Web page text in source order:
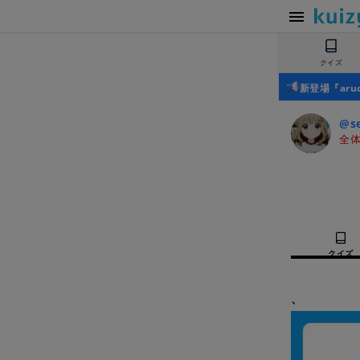
クイズ
新登場『
全
クイズ
、